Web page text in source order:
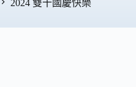
2024 雙十國慶快樂